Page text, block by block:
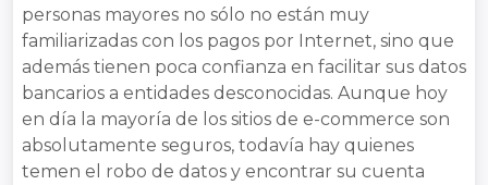
personas mayores no sólo no están muy
familiarizadas con los pagos por Internet, sino que
además tienen poca confianza en facilitar sus datos
bancarios a entidades desconocidas. Aunque hoy
en día la mayoría de los sitios de e-commerce son
absolutamente seguros, todavía hay quienes
temen el robo de datos y encontrar su cuenta